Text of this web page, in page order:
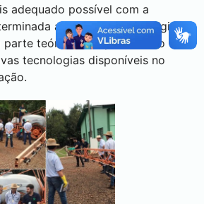
adequado possível com a
aplicação possa exigir.
parte teórica, foi apresentado
tecnologias disponíveis no